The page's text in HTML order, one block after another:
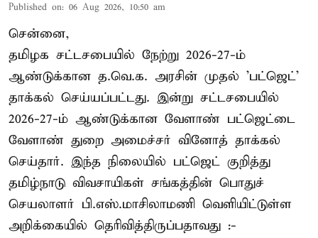
Published on: 06 Aug 2026, 10:50 am
சென்னை,
தமிழக சட்டசபையில் நேற்று 2026-27-ம்
ஆண்டுக்கான த.வெ.க. அரசின் முதல் 'பட்ஜெட்'
தாக்கல் செய்யப்பட்டது. இன்று சட்டசபையில்
2026-27-ம் ஆண்டுக்கான வேளாண் பட்ஜெட்டை
வேளாண் துறை அமைச்சர் வினோத் தாக்கல்
செய்தார். இந்த நிலையில் பட்ஜெட் குறித்து
தமிழ்நாடு விவசாயிகள் சங்கத்தின் பொதுச்
செயலாளர் பி.எஸ்.மாசிலாமணி வெளியிட்டுள்ள
அறிக்கையில் தெரிவித்திருப்பதாவது :-